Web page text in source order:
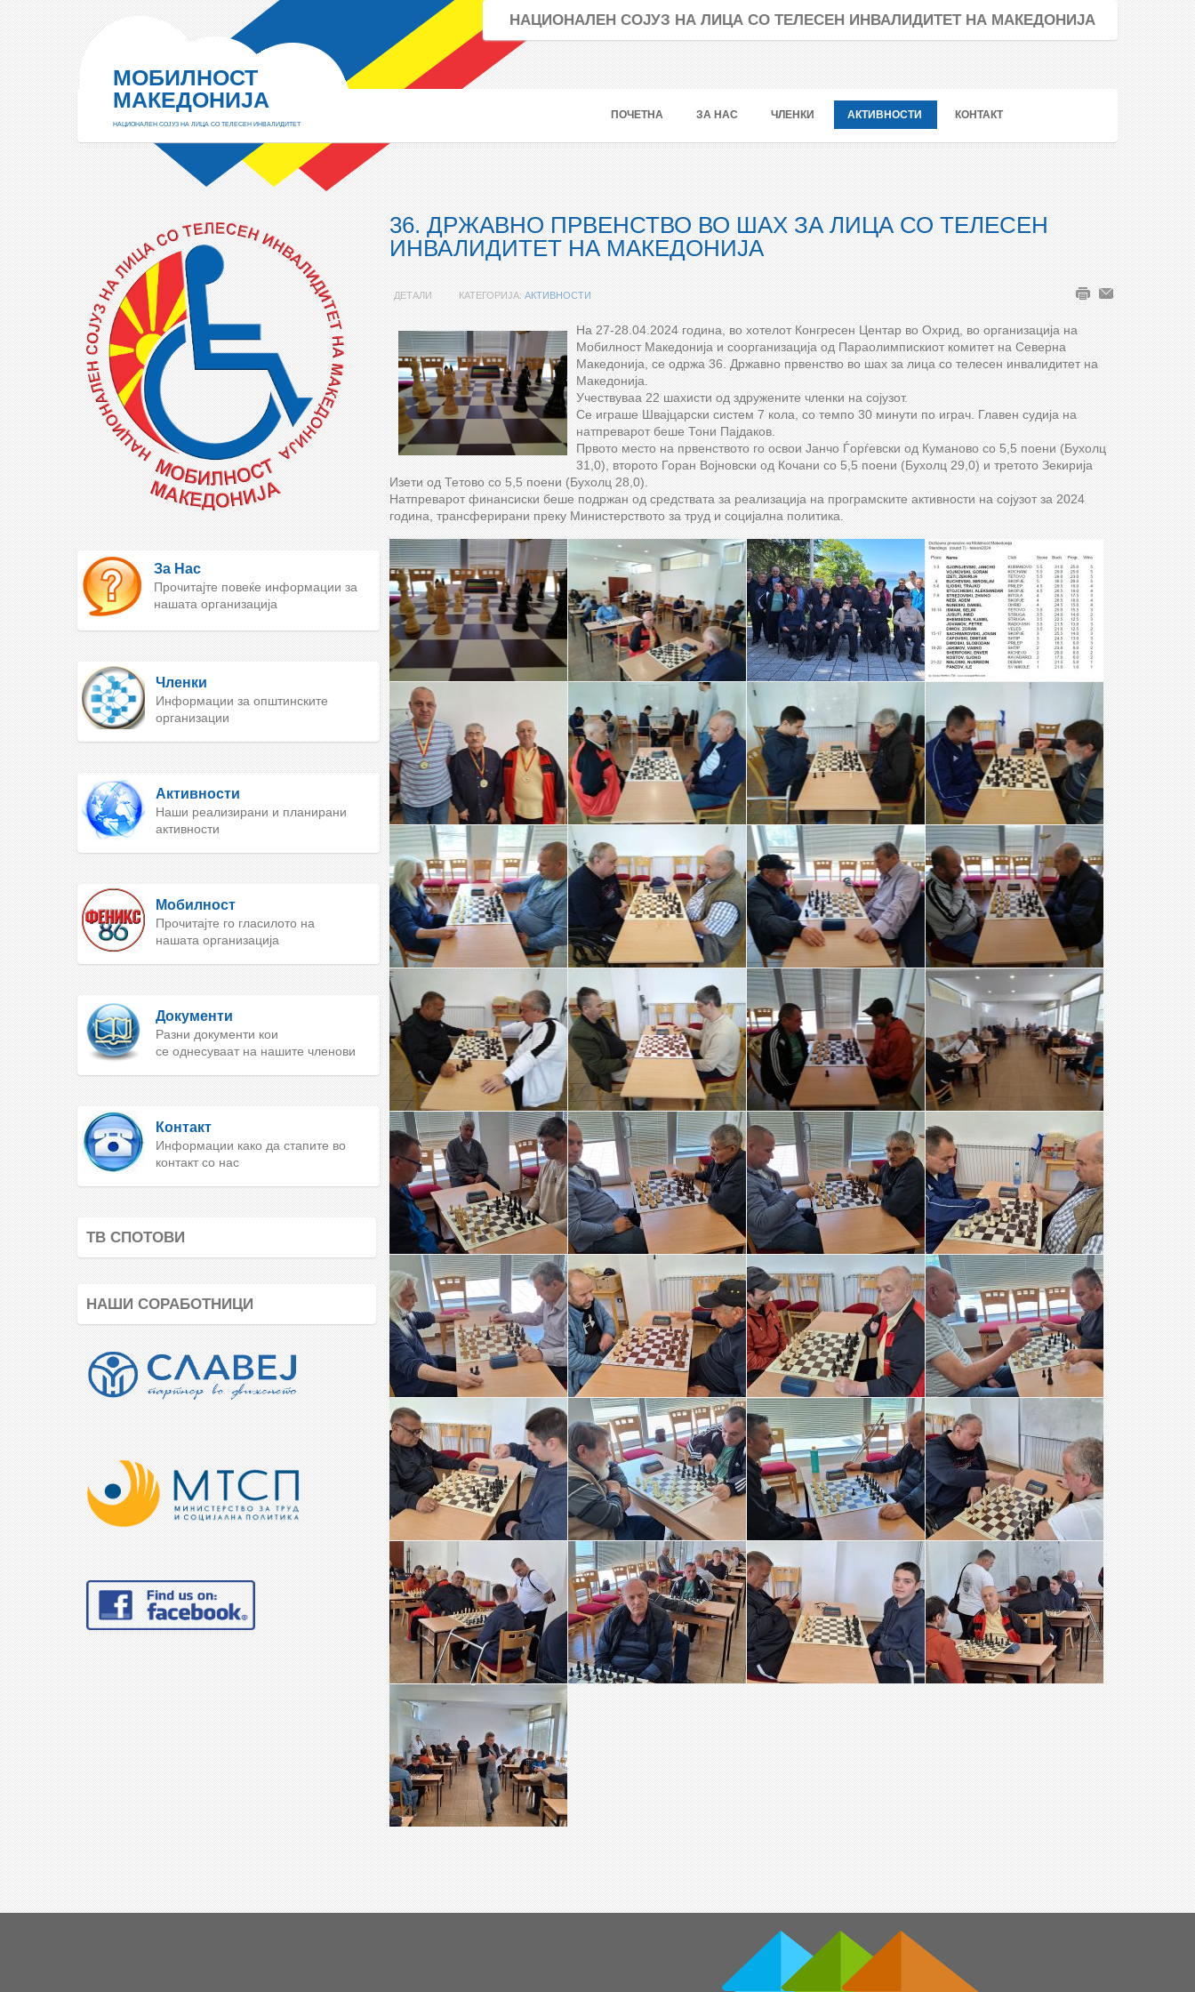
НАЦИОНАЛЕН СОЈУЗ НА ЛИЦА СО ТЕЛЕСЕН ИНВАЛИДИТЕТ НА МАКЕДОНИЈА
МОБИЛНОСТ
МАКЕДОНИЈА
НАЦИОНАЛЕН СОЈУЗ НА ЛИЦА СО ТЕЛЕСЕН ИНВАЛИДИТЕТ
ПОЧЕТНА ЗА НАС ЧЛЕНКИ АКТИВНОСТИ КОНТАКТ
За Нас
Прочитајте повеќе информации за
нашата организација
Членки
Информации за општинските
организации
Активности
Наши реализирани и планирани
активности
Мобилност
Прочитајте го гласилото на
нашата организација
Документи
Разни документи кои
се однесуваат на нашите членови
Контакт
Информации како да стапите во
контакт со нас
ТВ СПОТОВИ
НАШИ СОРАБОТНИЦИ
36. ДРЖАВНО ПРВЕНСТВО ВО ШАХ ЗА ЛИЦА СО ТЕЛЕСЕН
ИНВАЛИДИТЕТ НА МАКЕДОНИЈА
ДЕТАЛИ КАТЕГОРИЈА: АКТИВНОСТИ
На 27-28.04.2024 година, во хотелот Конгресен Центар во Охрид, во организација на
Мобилност Македонија и соорганизација од Параолимпискиот комитет на Северна
Македонија, се одржа 36. Државно првенство во шах за лица со телесен инвалидитет на
Македонија.
Учествуваа 22 шахисти од здружените членки на сојузот.
Се играше Швајцарски систем 7 кола, со темпо 30 минути по играч. Главен судија на
натпреварот беше Тони Пајдаков.
Првото место на првенството го освои Јанчо Ѓорѓевски од Куманово со 5,5 поени (Бухолц
31,0), второто Горан Војновски од Кочани со 5,5 поени (Бухолц 29,0) и третото Зекирија
Изети од Тетово со 5,5 поени (Бухолц 28,0).
Натпреварот финансиски беше подржан од средствата за реализација на програмските активности на сојузот за 2024
година, трансферирани преку Министерството за труд и социјална политика.